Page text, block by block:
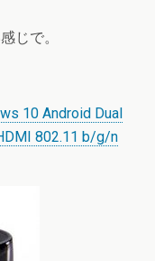
じで。
10 Android Dual
802.11 b/g/n